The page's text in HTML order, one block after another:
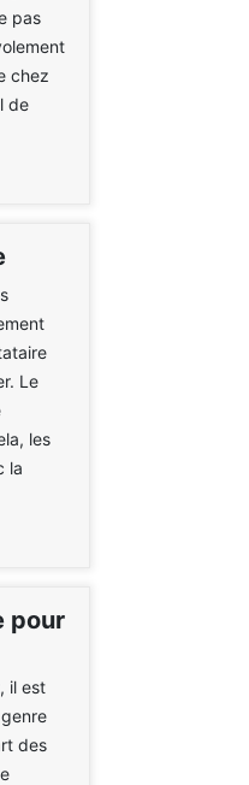
pas
chez
de
Le
les
la
pour
il est
des